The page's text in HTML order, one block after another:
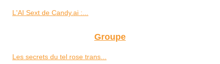
L'AI Sext de Candy.ai :...
Groupe
Les secrets du tel rose trans...